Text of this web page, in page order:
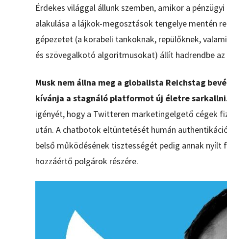
Érdekes világgal állunk szemben, amikor a
alakulása a lájkok-megosztások tengelye mentén
gépezetet (a korabeli tankoknak, repülőknek,
és szövegalkotó algoritmusokat) állít hadrendbe
Musk nem állna meg a globalista Reichstag
kívánja a stagnáló platformot új életre
igényét, hogy a Twitteren marketingelgető cégek
után. A chatbotok eltüntetését humán
belső működésének tisztességét pedig annak
hozzáértő polgárok részére.